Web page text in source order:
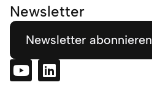
Newsletter
Newsletter abonnieren